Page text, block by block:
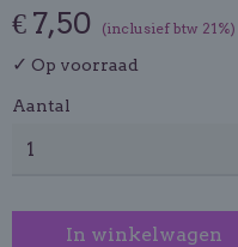
€ 7,50 (inclusief btw 21%)
✓ Op voorraad
Aantal
In winkelwagen